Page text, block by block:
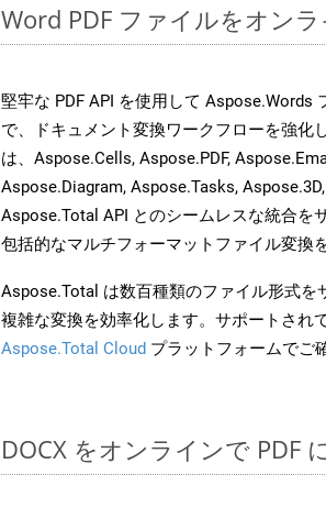
Word PDF ファイルをオン
堅牢な PDF API を使用して Aspose.Words
で、ドキュメント変換ワークフローを強化
は、Aspose.Cells, Aspose.PDF,
Aspose.Diagram, Aspose.Tasks,
Aspose.Total API とのシームレスな統合を
包括的なマルチフォーマットファイル変換
Aspose.Total は数百種類のファイル形式を
複雑な変換を効率化します。サポートされ
Aspose.Total Cloud プラットフォームでご
DOCX をオンラインで PDF